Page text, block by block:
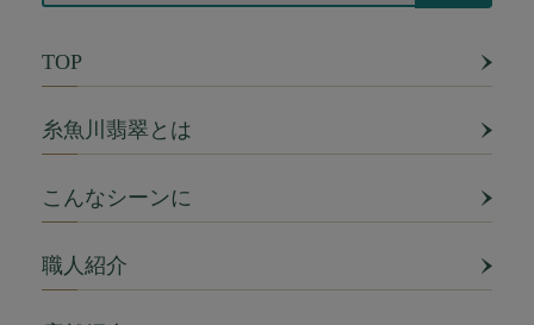
TOP
糸魚川翡翠とは
こんなシーンに
職人紹介